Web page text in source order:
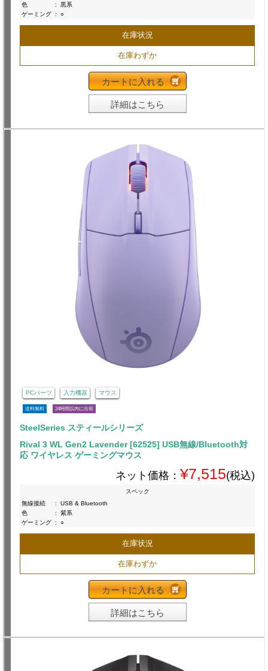
色 :
黒系
ゲーミング : ○
在庫状況
在庫わずか
カートに入れる
詳細はこちら
PCパーツ 入力機器 マウス
送料無料 24時間以内に出荷
SteelSeries スティールシリーズ
Rival 3 WL Gen2 Lavender [62525] USB無線/Bluetooth対
応 ワイヤレス ゲーミングマウス
ネット価格： ¥7,515(税込)
スペック
無線接続
:
USB & Bluetooth
色
:
紫系
ゲーミング : ○
在庫状況
在庫わずか
カートに入れる
詳細はこちら